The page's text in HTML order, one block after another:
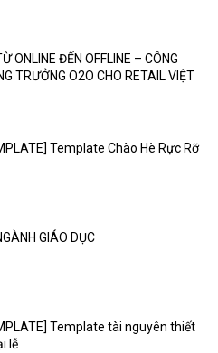
ONLINE ĐẾN OFFLINE – CÔNG
TRƯỞNG O2O CHO RETAIL VIỆT
Template Chào Hè Rực Rỡ
GIÁO DỤC
Template tài nguyên thiết
lễ